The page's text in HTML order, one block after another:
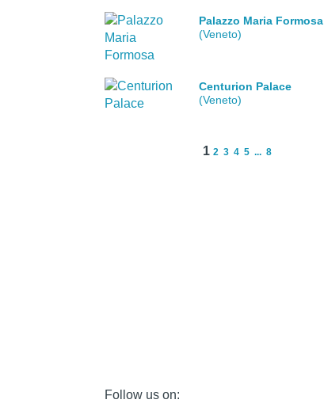
Palazzo Maria Formosa
(Veneto)
Centurion Palace
(Veneto)
12 3 4 5 ... 8
Follow us on: